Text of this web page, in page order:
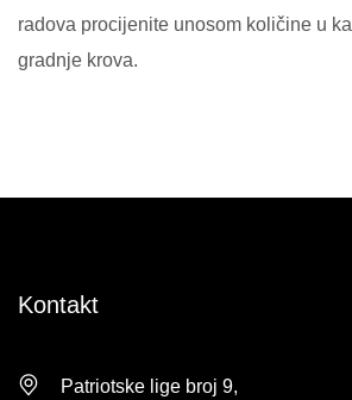
radova procijenite unosom količine u
gradnje krova.
Kontakt
Patriotske lige broj 9,